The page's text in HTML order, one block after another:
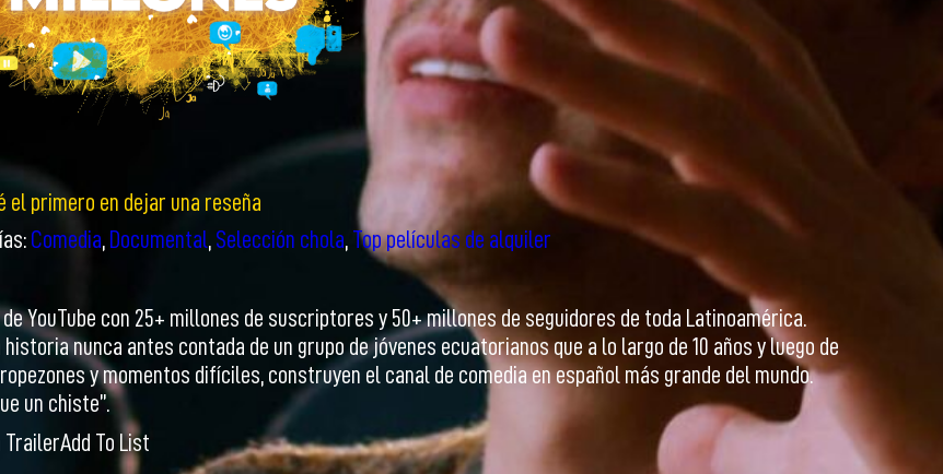
el primero en dejar una reseña
Comedia, Documental, Selección chola, Top películas de alquiler
YouTube con 25+ millones de suscriptores y 50+ millones de seguidores de toda Latinoamérica.
nunca antes contada de un grupo de jóvenes ecuatorianos que a lo largo de 10 años y luego de
y momentos difíciles, construyen el canal de comedia en español más grande del mundo.
un chiste”.
TrailerAdd To List